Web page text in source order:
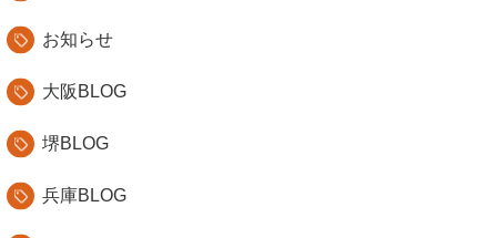
お知らせ
大阪BLOG
堺BLOG
兵庫BLOG